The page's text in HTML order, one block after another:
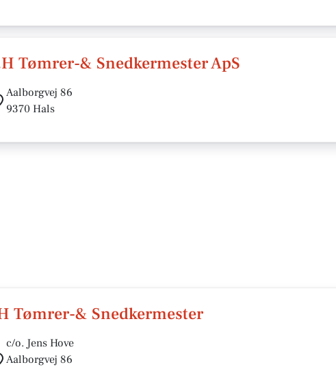
Tømrer-& Snedkermester ApS
Aalborgvej 86
9370 Hals
Tømrer-& Snedkermester
c/o. Jens Hove
Aalborgvej 86